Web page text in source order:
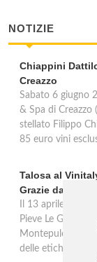
NOTIZIE
Chiappini
Creazzo
Sabato 6 giugno
& Spa di
stellato Filippo
85 euro vini
Talosa al
Grazie dal 2016
Il 13 aprile 2026
Pieve Le Grazie:
Montepulciano a
delle etichette